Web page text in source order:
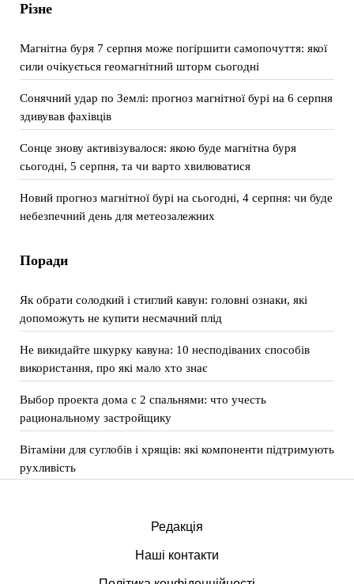
Різне
Магнітна буря 7 серпня може погіршити самопочуття: якої
сили очікується геомагнітний шторм сьогодні
Сонячний удар по Землі: прогноз магнітної бурі на 6 серпня
здивував фахівців
Сонце знову активізувалося: якою буде магнітна буря
сьогодні, 5 серпня, та чи варто хвилюватися
Новий прогноз магнітної бурі на сьогодні, 4 серпня: чи буде
небезпечний день для метеозалежних
Поради
Як обрати солодкий і стиглий кавун: головні ознаки, які
допоможуть не купити несмачний плід
Не викидайте шкурку кавуна: 10 несподіваних способів
використання, про які мало хто знає
Выбор проекта дома с 2 спальнями: что учесть
рациональному застройщику
Вітаміни для суглобів і хрящів: які компоненти підтримують
рухливість
Редакція
Наші контакти